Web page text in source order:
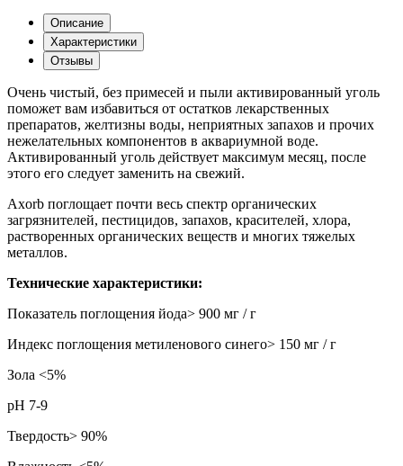
Описание
Характеристики
Отзывы
Очень чистый, без примесей и пыли активированный уголь
поможет вам избавиться от остатков лекарственных
препаратов, желтизны воды, неприятных запахов и прочих
нежелательных компонентов в аквариумной воде.
Активированный уголь действует максимум месяц, после
этого его следует заменить на свежий.
Axorb поглощает почти весь спектр органических
загрязнителей, пестицидов, запахов, красителей, хлора,
растворенных органических веществ и многих тяжелых
металлов.
Технические характеристики:
Показатель поглощения йода> 900 мг / г
Индекс поглощения метиленового синего> 150 мг / г
Зола <5%
pH 7-9
Твердость> 90%